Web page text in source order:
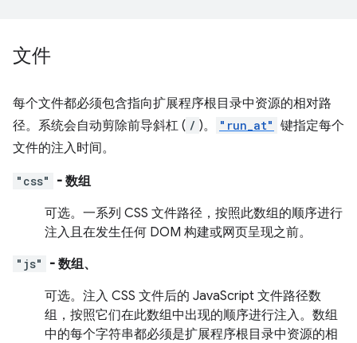
文件
每个文件都必须包含指向扩展程序根目录中资源的相对路
径。系统会自动剪除前导斜杠 ( / )。 "run_at" 键指定每个
文件的注入时间。
"css"
- 数组
可选。 一系列 CSS 文件路径，按照此数组的顺序进行
注入且在发生任何 DOM 构建或网页呈现之前。
"js"
- 数组、
可选。 注入 CSS 文件后的 JavaScript 文件路径数
组，按照它们在此数组中出现的顺序进行注入。数组
中的每个字符串都必须是扩展程序根目录中资源的相